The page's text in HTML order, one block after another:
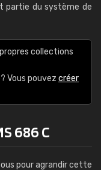
partie du système de
collections
Vous pouvez créer
686 C
pour agrandir cette